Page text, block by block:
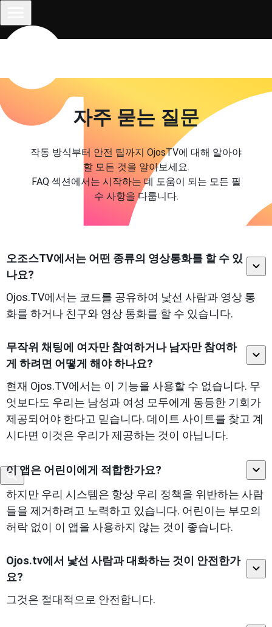
자주 묻는 질문
작동 방식부터 안전 팁까지 OjosTV에 대해 알아야
할 모든 것을 알아보세요.
FAQ 섹션에서는 시작하는 데 도움이 되는 모든 필
수 사항을 다룹니다.
오조스TV에서는 어떤 종류의 영상통화를 할 수 있
나요?
Ojos.TV에서는 코드를 공유하여 낯선 사람과 영상 통
화를 하거나 친구와 영상 통화를 할 수 있습니다.
무작위 채팅에 여자만 참여하거나 남자만 참여하
게 하려면 어떻게 해야 하나요?
현재 Ojos.TV에서는 이 기능을 사용할 수 없습니다. 무
엇보다도 우리는 남성과 여성 모두에게 동등한 기회가
제공되어야 한다고 믿습니다. 데이트 사이트를 찾고 계
시다면 이것은 우리가 제공하는 것이 아닙니다.
이 앱은 어린이에게 적합한가요?
하지만 우리 시스템은 항상 우리 정책을 위반하는 사람
들을 제거하려고 노력하고 있습니다. 어린이는 부모의
허락 없이 이 앱을 사용하지 않는 것이 좋습니다.
Ojos.tv에서 낯선 사람과 대화하는 것이 안전한가
요?
그것은 절대적으로 안전합니다.